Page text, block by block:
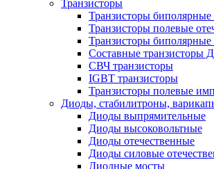
Транзисторы
Транзисторы биполярные
Транзисторы полевые
Транзисторы
Составные транзисторы
СВЧ транзисторы
IGBT транзисторы
Транзисторы полевые
Диоды, стабилитроны,
Диоды выпрямительные
Диоды высоковольтные
Диоды отечественные
Диоды силовые
Диодные мосты